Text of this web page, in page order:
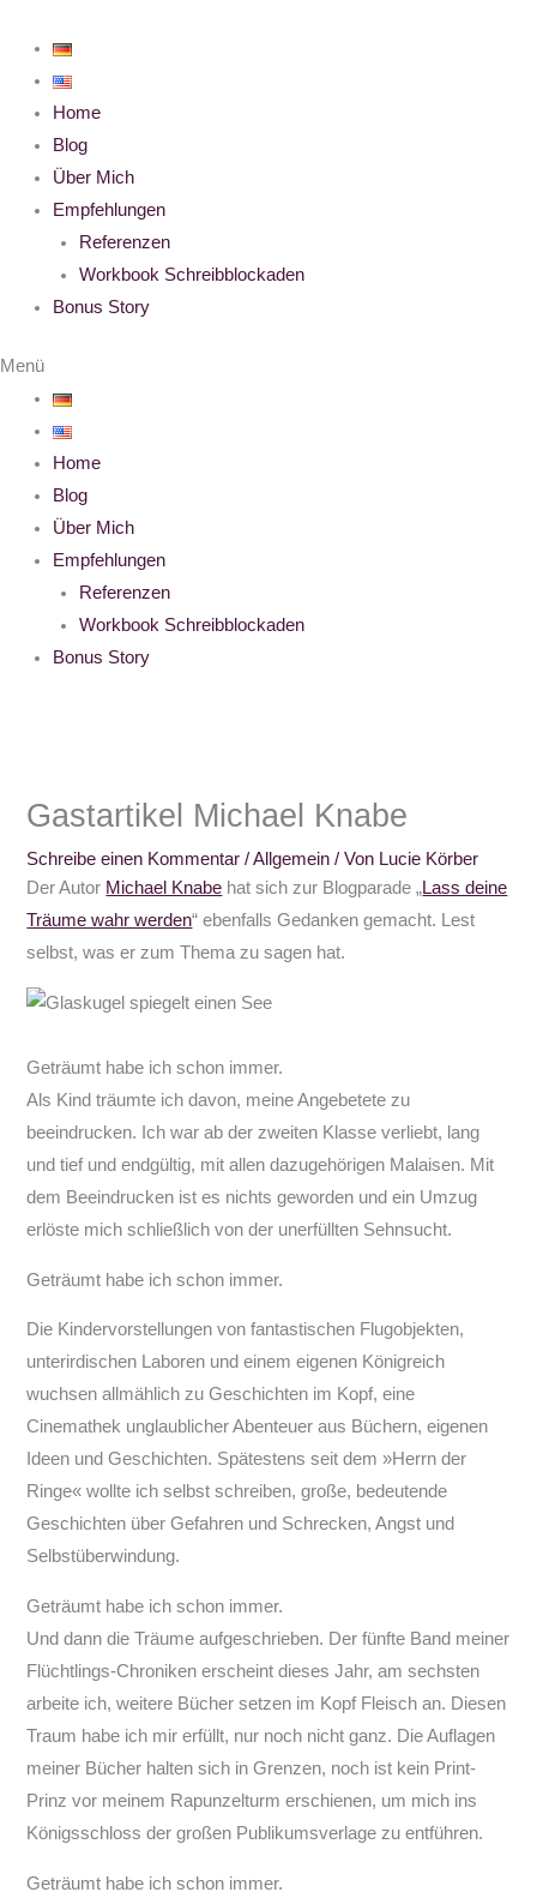
Inhalt
springen
Home
Blog
Über Mich
Empfehlungen
Referenzen
Workbook Schreibblockaden
Bonus Story
Menü
Home
Blog
Über Mich
Empfehlungen
Referenzen
Workbook Schreibblockaden
Bonus Story
Gastartikel Michael Knabe
Schreibe einen Kommentar /Allgemein / Von Lucie Körber
Der Autor Michael Knabe hat sich zur Blogparade „Lass deine
Träume wahr werden“ ebenfalls Gedanken gemacht. Lest
selbst, was er zum Thema zu sagen hat.
Geträumt habe ich schon immer.
Als Kind träumte ich davon, meine Angebetete zu
beeindrucken. Ich war ab der zweiten Klasse verliebt, lang
und tief und endgültig, mit allen dazugehörigen Malaisen. Mit
dem Beeindrucken ist es nichts geworden und ein Umzug
erlöste mich schließlich von der unerfüllten Sehnsucht.
Geträumt habe ich schon immer.
Die Kindervorstellungen von fantastischen Flugobjekten,
unterirdischen Laboren und einem eigenen Königreich
wuchsen allmählich zu Geschichten im Kopf, eine
Cinemathek unglaublicher Abenteuer aus Büchern, eigenen
Ideen und Geschichten. Spätestens seit dem »Herrn der
Ringe« wollte ich selbst schreiben, große, bedeutende
Geschichten über Gefahren und Schrecken, Angst und
Selbstüberwindung.
Geträumt habe ich schon immer.
Und dann die Träume aufgeschrieben. Der fünfte Band meiner
Flüchtlings-Chroniken erscheint dieses Jahr, am sechsten
arbeite ich, weitere Bücher setzen im Kopf Fleisch an. Diesen
Traum habe ich mir erfüllt, nur noch nicht ganz. Die Auflagen
meiner Bücher halten sich in Grenzen, noch ist kein Print-
Prinz vor meinem Rapunzelturm erschienen, um mich ins
Königsschloss der großen Publikumsverlage zu entführen.
Geträumt habe ich schon immer.